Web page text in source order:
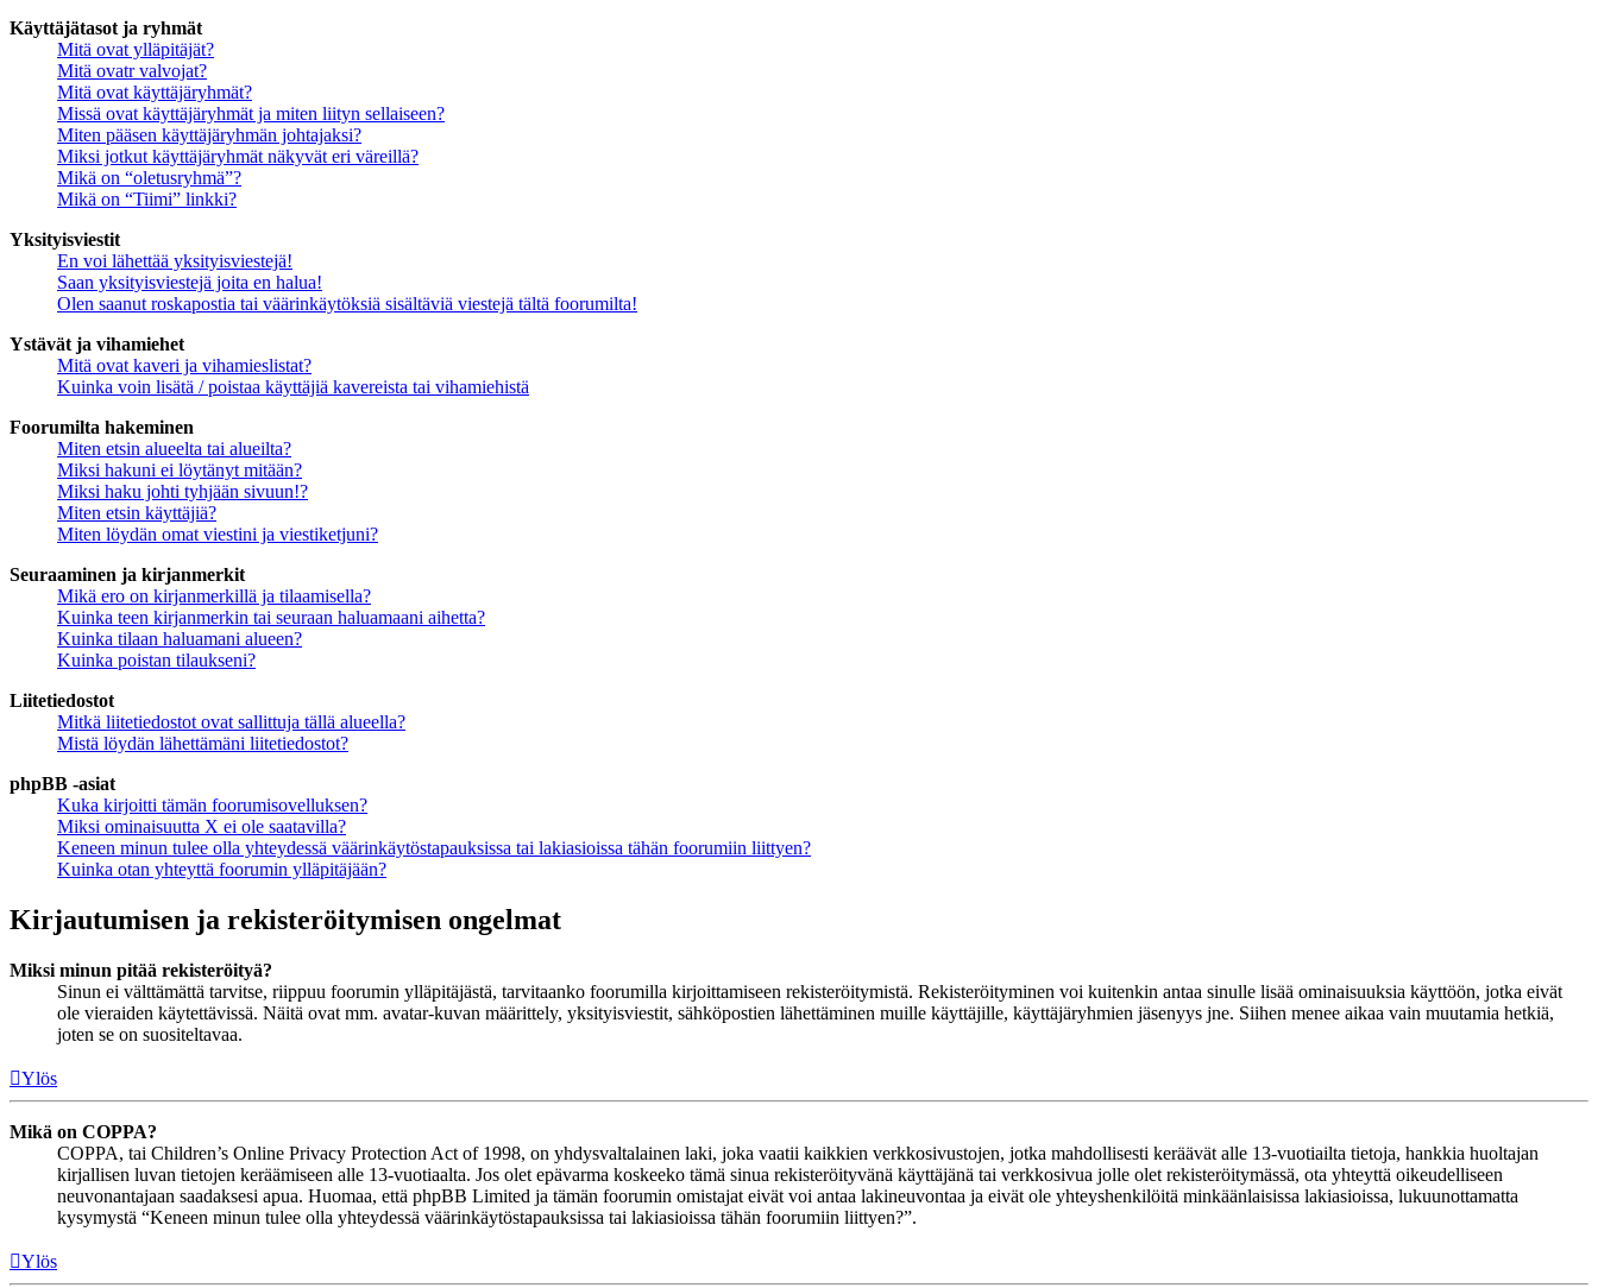
Käyttäjätasot ja ryhmät
Mitä ovat ylläpitäjät?
Mitä ovatr valvojat?
Mitä ovat käyttäjäryhmät?
Missä ovat käyttäjäryhmät ja miten liityn sellaiseen?
Miten pääsen käyttäjäryhmän johtajaksi?
Miksi jotkut käyttäjäryhmät näkyvät eri väreillä?
Mikä on “oletusryhmä”?
Mikä on “Tiimi” linkki?
Yksityisviestit
En voi lähettää yksityisviestejä!
Saan yksityisviestejä joita en halua!
Olen saanut roskapostia tai väärinkäytöksiä sisältäviä viestejä tältä foorumilta!
Ystävät ja vihamiehet
Mitä ovat kaveri ja vihamieslistat?
Kuinka voin lisätä / poistaa käyttäjiä kavereista tai vihamiehistä
Foorumilta hakeminen
Miten etsin alueelta tai alueilta?
Miksi hakuni ei löytänyt mitään?
Miksi haku johti tyhjään sivuun!?
Miten etsin käyttäjiä?
Miten löydän omat viestini ja viestiketjuni?
Seuraaminen ja kirjanmerkit
Mikä ero on kirjanmerkillä ja tilaamisella?
Kuinka teen kirjanmerkin tai seuraan haluamaani aihetta?
Kuinka tilaan haluamani alueen?
Kuinka poistan tilaukseni?
Liitetiedostot
Mitkä liitetiedostot ovat sallittuja tällä alueella?
Mistä löydän lähettämäni liitetiedostot?
phpBB -asiat
Kuka kirjoitti tämän foorumisovelluksen?
Miksi ominaisuutta X ei ole saatavilla?
Keneen minun tulee olla yhteydessä väärinkäytöstapauksissa tai lakiasioissa tähän foorumiin liittyen?
Kuinka otan yhteyttä foorumin ylläpitäjään?
Kirjautumisen ja rekisteröitymisen ongelmat
Miksi minun pitää rekisteröityä?
Sinun ei välttämättä tarvitse, riippuu foorumin ylläpitäjästä, tarvitaanko foorumilla kirjoittamiseen rekisteröitymistä. Rekisteröityminen voi kuitenkin antaa sinulle lisää ominaisuuksia käyttöön, jotka eivät
ole vieraiden käytettävissä. Näitä ovat mm. avatar-kuvan määrittely, yksityisviestit, sähköpostien lähettäminen muille käyttäjille, käyttäjäryhmien jäsenyys jne. Siihen menee aikaa vain muutamia hetkiä,
joten se on suositeltavaa.
Ylös
Mikä on COPPA?
COPPA, tai Children’s Online Privacy Protection Act of 1998, on yhdysvaltalainen laki, joka vaatii kaikkien verkkosivustojen, jotka mahdollisesti keräävät alle 13-vuotiailta tietoja, hankkia huoltajan
kirjallisen luvan tietojen keräämiseen alle 13-vuotiaalta. Jos olet epävarma koskeeko tämä sinua rekisteröityvänä käyttäjänä tai verkkosivua jolle olet rekisteröitymässä, ota yhteyttä oikeudelliseen
neuvonantajaan saadaksesi apua. Huomaa, että phpBB Limited ja tämän foorumin omistajat eivät voi antaa lakineuvontaa ja eivät ole yhteyshenkilöitä minkäänlaisissa lakiasioissa, lukuunottamatta
kysymystä “Keneen minun tulee olla yhteydessä väärinkäytöstapauksissa tai lakiasioissa tähän foorumiin liittyen?”.
Ylös